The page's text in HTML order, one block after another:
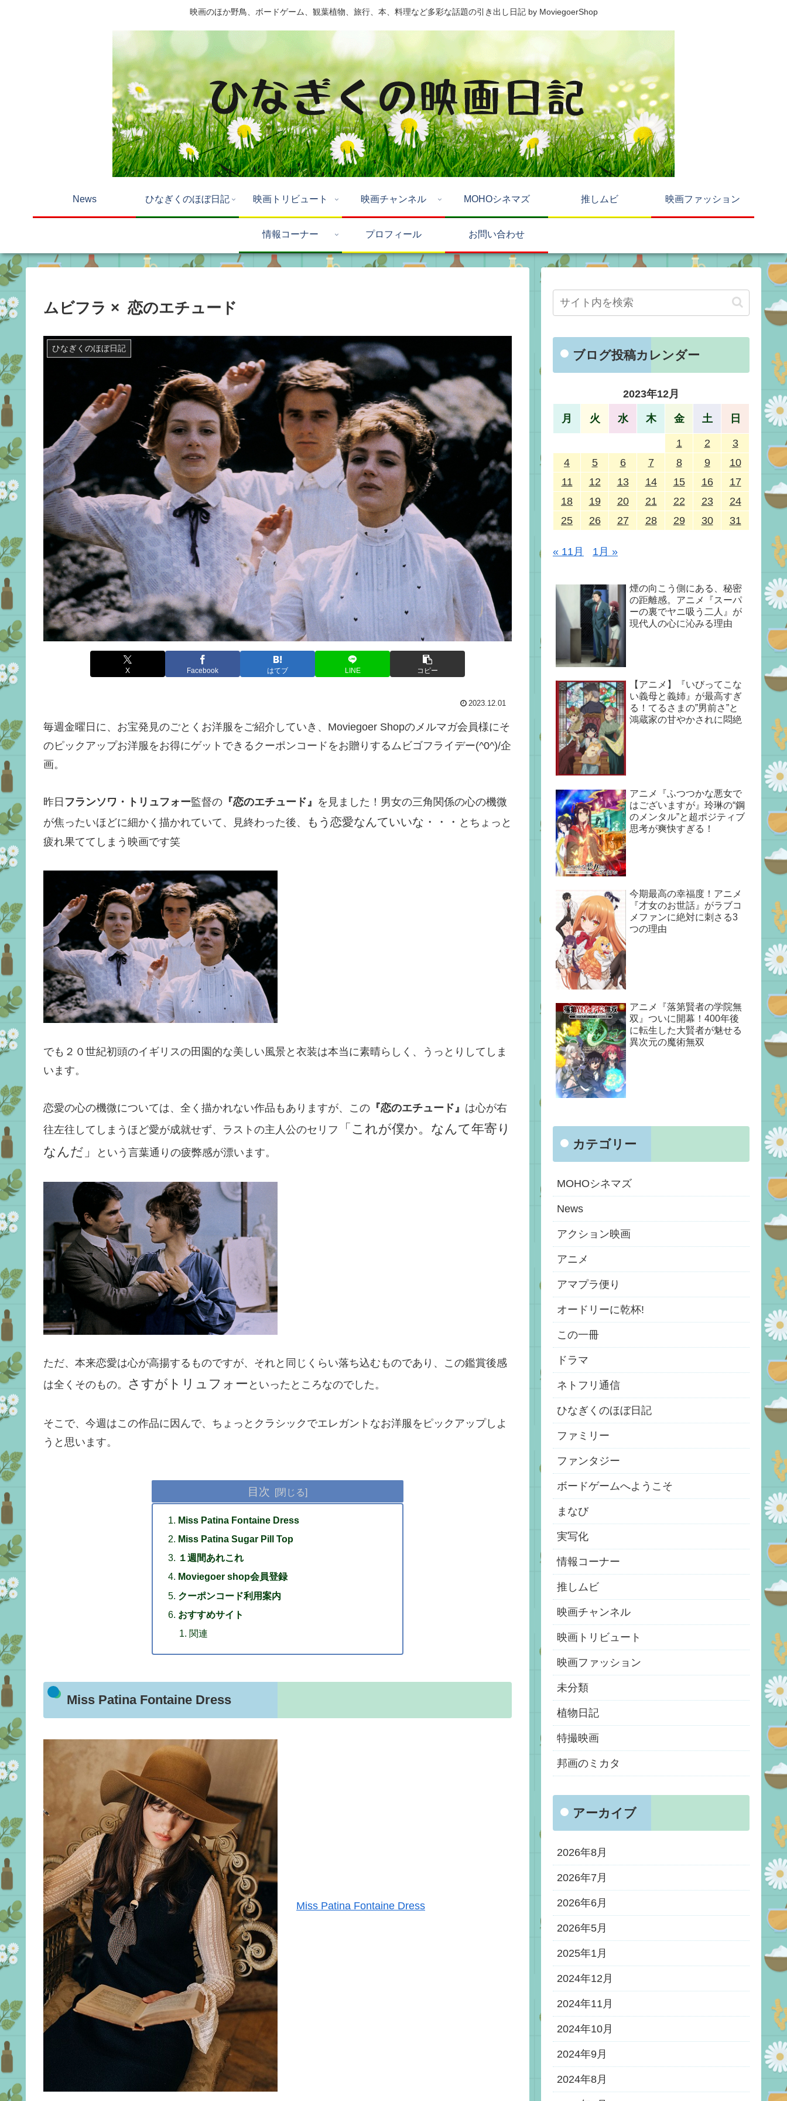
映画のほか野鳥、ボードゲーム、観葉植物、旅行、本、料理など多彩な話題の引き出し日記 by MoviegoerShop
News ひなぎくのほぼ日記 映画トリビュート 映画チャンネル MOHOシネマズ 推しムビ 映画ファッション
情報コーナー プロフィール お問い合わせ
ムビフラ × 恋のエチュード
ひなぎくのほぼ日記
X Facebook はてブ LINE コピー
2023.12.01
毎週金曜日に、お宝発見のごとくお洋服をご紹介していき、Moviegoer Shopのメルマガ会員様にそ
のピックアップお洋服をお得にゲットできるクーポンコードをお贈りするムビゴフライデー(^0^)/企
画。
昨日 フランソワ・トリュフォー監督の 『恋のエチュード』 を見ました！男女の三角関係の心の機微
が焦ったいほどに細かく描かれていて、見終わった後、
もう恋愛なんていいな・・・ とちょっと
疲れ果ててしまう映画です笑
でも２０世紀初頭のイギリスの田園的な美しい風景と衣装は本当に素晴らしく、うっとりしてしま
います。
恋愛の心の機微については、全く描かれない作品もありますが、この 『恋のエチュード』 は心が右
往左往してしまうほど愛が成就せず、ラストの主人公のセリフ
「これが僕か。なんて年寄り
なんだ」
という言葉通りの疲弊感が漂います。
ただ、本来恋愛は心が高揚するものですが、それと同じくらい落ち込むものであり、この鑑賞後感
は全くそのもの。
さすがトリュフォー といったところなのでした。
そこで、今週はこの作品に因んで、ちょっとクラシックでエレガントなお洋服をピックアップしよ
うと思います。
目次
Miss Patina Fontaine Dress
Miss Patina Sugar Pill Top
１週間あれこれ
Moviegoer shop会員登録
クーポンコード利用案内
おすすめサイト
関連
Miss Patina Fontaine Dress
Miss Patina Fontaine Dress
ブログ投稿カレンダー
2023年12月
月 火 水 木 金 土 日
1 2
3
4
5 6 7 8 9
10
11
12 13 14 15 16
17
18
19 20 21 22 23
24
25
26 27 28 29 30 31
« 11月 1月 »
煙の向こう側にある、秘密
の距離感。アニメ『スーパ
ーの裏でヤニ吸う二人』が
現代人の心に沁みる理由
【アニメ】『いびってこな
い義母と義姉』が最高すぎ
る！てるさまの”男前さ”と
鴻蔵家の甘やかされに悶絶
アニメ『ふつつかな悪女で
はございますが』玲琳の“鋼
のメンタル”と超ポジティブ
思考が爽快すぎる！
今期最高の幸福度！アニメ
『才女のお世話』がラブコ
メファンに絶対に刺さる3
つの理由
アニメ『落第賢者の学院無
双』ついに開幕！400年後
に転生した大賢者が魅せる
異次元の魔術無双
カテゴリー
MOHOシネマズ
News
アクション映画
アニメ
アマプラ便り
オードリーに乾杯!
この一冊
ドラマ
ネトフリ通信
ひなぎくのほぼ日記
ファミリー
ファンタジー
ボードゲームへようこそ
まなび
実写化
情報コーナー
推しムビ
映画チャンネル
映画トリビュート
映画ファッション
未分類
植物日記
特撮映画
邦画のミカタ
アーカイブ
2026年8月
2026年7月
2026年6月
2026年5月
2025年1月
2024年12月
2024年11月
2024年10月
2024年9月
2024年8月